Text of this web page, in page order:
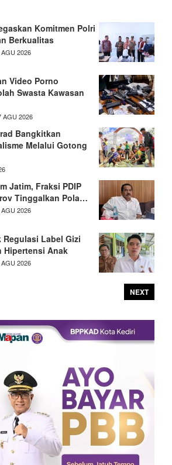
Komitmen Polri
Berkualitas
2026
Video Porno
Swasta Kawasan
AGU 2026
Bangkitkan
Melalui Gotong
Jatim, Fraksi PDIP
Tinggalkan Pola…
2026
Regulasi Label Gizi
Hipertensi Anak
2026
NEXT